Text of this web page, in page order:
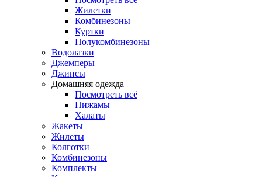
Жилетки
Комбинезоны
Куртки
Полукомбинезоны
Водолазки
Джемперы
Джинсы
Домашняя одежда
Посмотреть всё
Пижамы
Халаты
Жакеты
Жилеты
Колготки
Комбинезоны
Комплекты